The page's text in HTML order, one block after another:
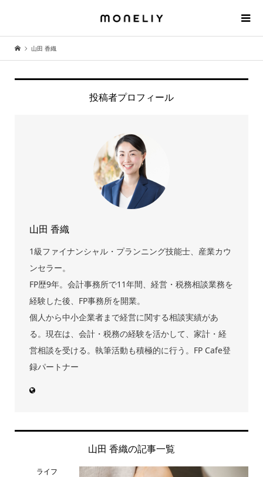
山田 香織
投稿者プロフィール
山田 香織
1級ファイナンシャル・プランニング技能士、産業カウ
ンセラー。
FP歴9年。会計事務所で11年間、経営・税務相談業務を
経験した後、FP事務所を開業。
個人から中小企業者まで経営に関する相談実績があ
る。現在は、会計・税務の経験を活かして、家計・経
営相談を受ける。執筆活動も積極的に行う。FP Cafe登
録パートナー
山田 香織の記事一覧
ライフ